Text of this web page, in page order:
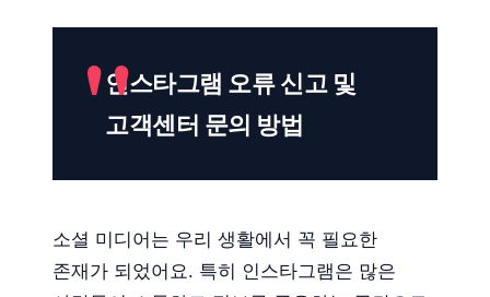
인스타그램 오류 신고 및
고객센터 문의 방법
소셜 미디어는 우리 생활에서 꼭 필요한
존재가 되었어요. 특히 인스타그램은 많은